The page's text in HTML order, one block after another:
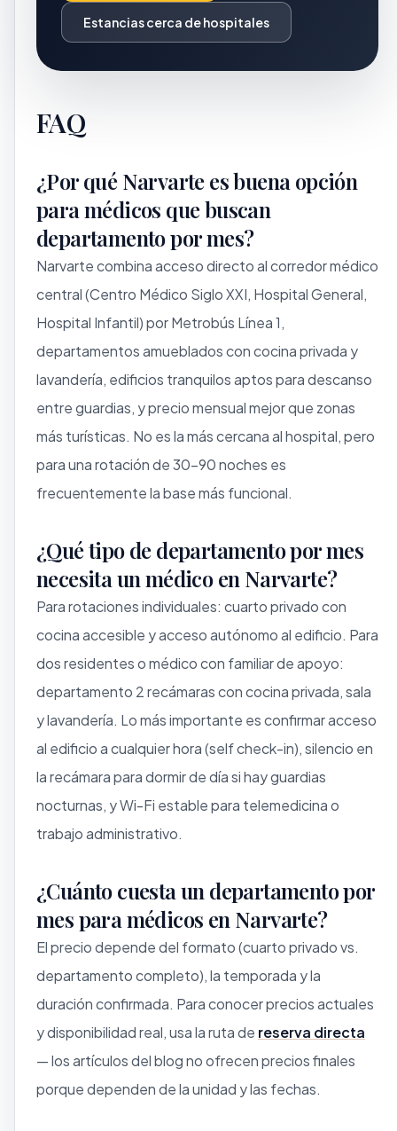
Estancias cerca de hospitales
FAQ
¿Por qué Narvarte es buena opción
para médicos que buscan
departamento por mes?
Narvarte combina acceso directo al corredor médico
central (Centro Médico Siglo XXI, Hospital General,
Hospital Infantil) por Metrobús Línea 1,
departamentos amueblados con cocina privada y
lavandería, edificios tranquilos aptos para descanso
entre guardias, y precio mensual mejor que zonas
más turísticas. No es la más cercana al hospital, pero
para una rotación de 30–90 noches es
frecuentemente la base más funcional.
¿Qué tipo de departamento por mes
necesita un médico en Narvarte?
Para rotaciones individuales: cuarto privado con
cocina accesible y acceso autónomo al edificio. Para
dos residentes o médico con familiar de apoyo:
departamento 2 recámaras con cocina privada, sala
y lavandería. Lo más importante es confirmar acceso
al edificio a cualquier hora (self check-in), silencio en
la recámara para dormir de día si hay guardias
nocturnas, y Wi-Fi estable para telemedicina o
trabajo administrativo.
¿Cuánto cuesta un departamento por
mes para médicos en Narvarte?
El precio depende del formato (cuarto privado vs.
departamento completo), la temporada y la
duración confirmada. Para conocer precios actuales
y disponibilidad real, usa la ruta de reserva directa
— los artículos del blog no ofrecen precios finales
porque dependen de la unidad y las fechas.